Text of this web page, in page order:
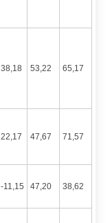
38,18 53,22 65,17
22,17 47,67 71,57
-11,15 47,20 38,62